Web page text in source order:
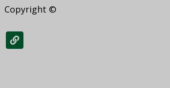
Copyright ©